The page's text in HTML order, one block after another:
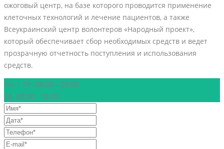
ожоговый центр, на базе которого проводится применение
клеточных технологий и лечение пациентов, а также
Всеукраинский центр волонтеров «Народный проект»,
который обеспечивает сбор необходимых средств и ведет
прозрачную отчетность поступления и использования
средств.
Пн. – Пт. 08:00 – 20:00
Сб. 08:00 - 16:00